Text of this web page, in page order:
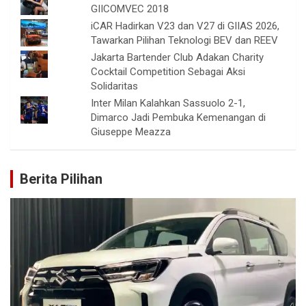
GIICOMVEC 2018
iCAR Hadirkan V23 dan V27 di GIIAS 2026,
Tawarkan Pilihan Teknologi BEV dan REEV
Jakarta Bartender Club Adakan Charity
Cocktail Competition Sebagai Aksi
Solidaritas
Inter Milan Kalahkan Sassuolo 2-1,
Dimarco Jadi Pembuka Kemenangan di
Giuseppe Meazza
Berita Pilihan